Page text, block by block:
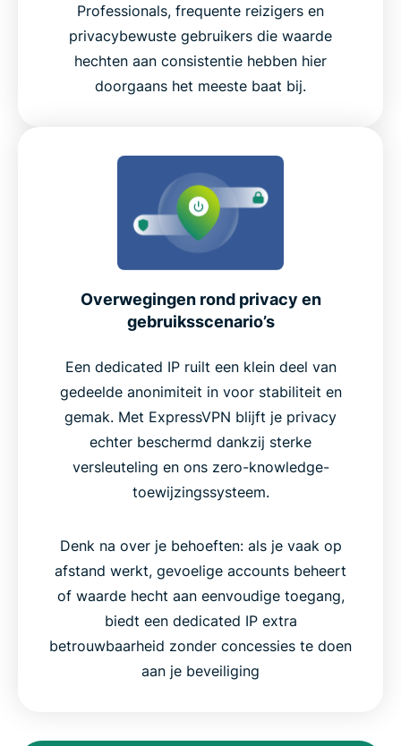
Professionals, frequente reizigers en
privacybewuste gebruikers die waarde
hechten aan consistentie hebben hier
doorgaans het meeste baat bij.
Overwegingen rond privacy en
gebruiksscenario’s
Een dedicated IP ruilt een klein deel van
gedeelde anonimiteit in voor stabiliteit en
gemak. Met ExpressVPN blijft je privacy
echter beschermd dankzij sterke
versleuteling en ons zero-knowledge-
toewijzingssysteem.
Denk na over je behoeften: als je vaak op
afstand werkt, gevoelige accounts beheert
of waarde hecht aan eenvoudige toegang,
biedt een dedicated IP extra
betrouwbaarheid zonder concessies te doen
aan je beveiliging